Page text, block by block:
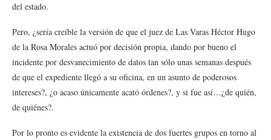
del estado.
Pero, ¿sería creíble la versión de que el juez de Las Varas Héctor Hugo
de la Rosa Morales actuó por decisión propia, dando por bueno el
incidente por desvanecimiento de datos tan sólo unas semanas después
de que el expediente llegó a su oficina, en un asunto de poderosos
intereses?, ¿o acaso únicamente acató órdenes?, y si fue así…¿de quién,
de quiénes?.
Por lo pronto es evidente la existencia de dos fuertes grupos en torno al